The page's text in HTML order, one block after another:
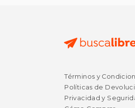
$ 38.24
Términos y
Políticas de
Privacidad y